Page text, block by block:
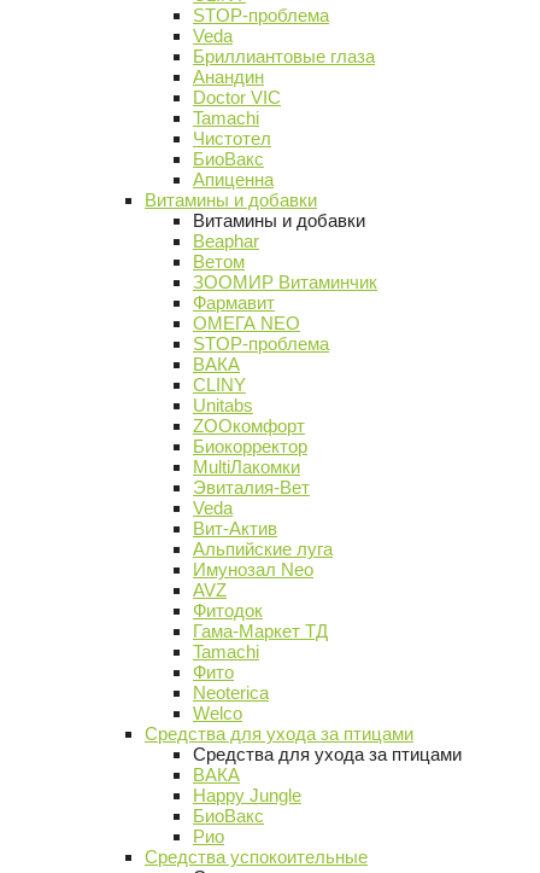
STOP-проблема
Veda
Бриллиантовые глаза
Анандин
Doctor VIC
Tamachi
Чистотел
БиоВакс
Апиценна
Витамины и добавки
Витамины и добавки
Beaphar
Ветом
ЗООМИР Витаминчик
Фармавит
ОМЕГА NEO
STOP-проблема
ВАКА
CLINY
Unitabs
ZOOкомфорт
Биокорректор
MultiЛакомки
Эвиталия-Вет
Veda
Вит-Актив
Альпийские луга
Имунозал Neo
AVZ
Фитодок
Гама-Маркет ТД
Tamachi
Фито
Neoterica
Welco
Средства для ухода за птицами
Средства для ухода за птицами
ВАКА
Happy Jungle
БиоВакс
Рио
Средства успокоительные